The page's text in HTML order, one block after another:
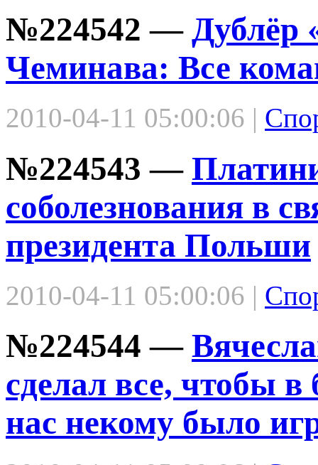
№224542 — Дублёр
Чеминава: Все
2010-04-11 05:00:06 |
№224543 —
соболезнования в
президента Польши
2010-04-11 05:00:06 |
№224544 —
сделал все, чтобы
нас некому было